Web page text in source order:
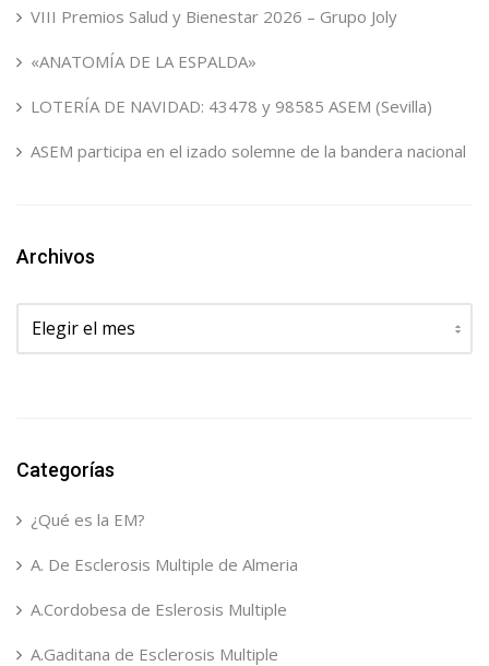
VIII Premios Salud y Bienestar 2026 – Grupo Joly
«ANATOMÍA DE LA ESPALDA»
LOTERÍA DE NAVIDAD: 43478 y 98585 ASEM (Sevilla)
ASEM participa en el izado solemne de la bandera nacional
Archivos
Archivos
Categorías
¿Qué es la EM?
A. De Esclerosis Multiple de Almeria
A.Cordobesa de Eslerosis Multiple
A.Gaditana de Esclerosis Multiple